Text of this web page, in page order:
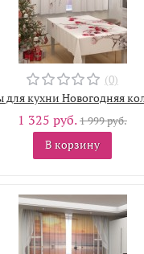
(0)
кухни Новогодняя
1 325 руб.1 999 руб.
В корзину